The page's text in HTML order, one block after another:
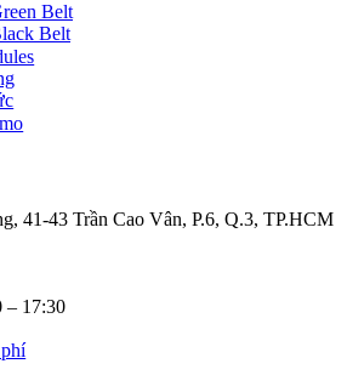
Belt
Belt
41-43 Trần Cao Vân, P.6, Q.3, TP.HCM
– 17:30